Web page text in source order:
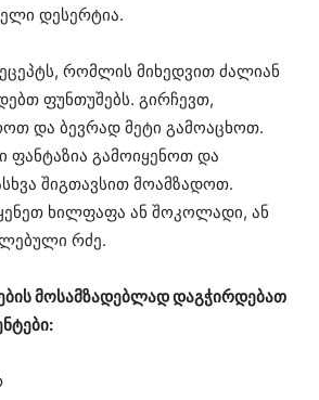
დესერტია.
რომლის მიხედვით ძალიან
ფუნთუშებს. გირჩევთ,
და ბევრად მეტი გამოაცხოთ.
ფანტაზია გამოიყენოთ და
შიგთავსით მოამზადოთ.
ხილფაფა ან შოკოლადი, ან
რძე.
მოსამზადებლად დაგჭირდებათ